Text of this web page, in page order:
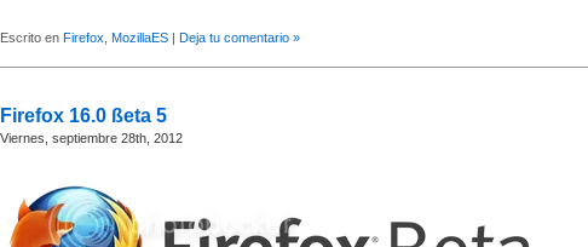
Escrito en Firefox, MozillaES Deja tu comentario »
Firefox 16.0 ßeta 5
Viernes, septiembre 28th, 2012